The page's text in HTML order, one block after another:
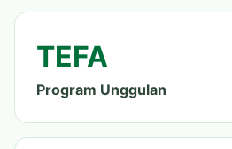
TEFA
Program Unggulan